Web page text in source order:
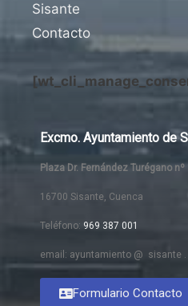
Sisante
Contacto
Excmo. Ayuntamiento de
Plaza Dr. Fernández Turégano nº
16700 Sisante, Cuenca
Teléfono: 969 387 001
email: ayuntamiento @ sisante .
Formulario Contacto